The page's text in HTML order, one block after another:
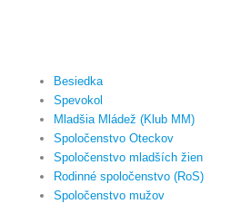
Besiedka
Spevokol
Mladšia Mládež (Klub MM)
Spoločenstvo Oteckov
Spoločenstvo mladších žien
Rodinné spoločenstvo (RoS)
Spoločenstvo mužov